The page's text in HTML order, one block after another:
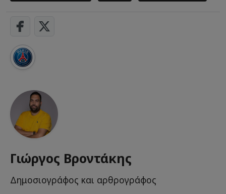
Γιώργος Βροντάκης
Δημοσιογράφος και αρθρογράφος